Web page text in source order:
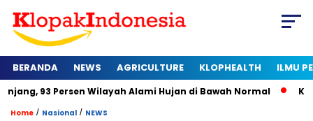
BERANDA NEWS AGRICULTURE KLOPHEALTH ILMU
Wilayah Alami Hujan di Bawah Normal Kapan
Home / Nasional / NEWS